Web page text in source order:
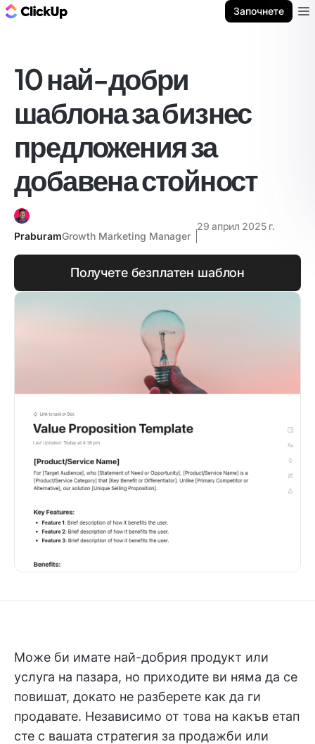
Започнете
10 най-добри
шаблона за бизнес
предложения за
добавена стойност
PraburamGrowth Marketing Manager
29 април 2025 г.
Получете безплатен шаблон
Може би имате най-добрия продукт или
услуга на пазара, но приходите ви няма да се
повишат, докато не разберете как да ги
продавате. Независимо от това на какъв етап
сте с вашата стратегия за продажби или